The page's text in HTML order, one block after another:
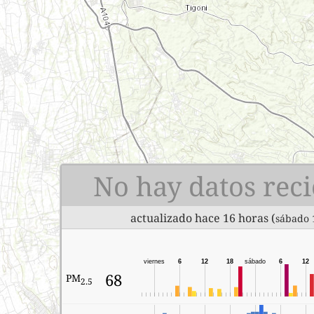
No hay datos
actualizado hace 16 horas (sábado
PM2.5 68
12
6
sábado
18
12
6
viernes